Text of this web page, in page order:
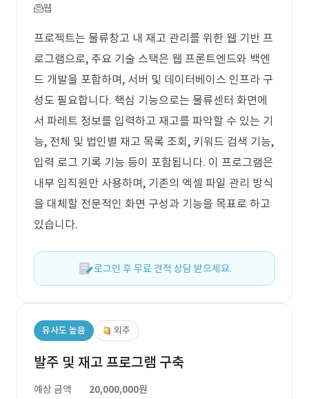
웹
프로젝트는 물류창고 내 재고 관리를 위한 웹 기반 프
로그램으로, 주요 기술 스택은 웹 프론트엔드와 백엔
드 개발을 포함하며, 서버 및 데이터베이스 인프라 구
성도 필요합니다. 핵심 기능으로는 물류센터 화면에
서 파레트 정보를 입력하고 재고를 파악할 수 있는 기
능, 전체 및 법인별 재고 목록 조회, 키워드 검색 기능,
입력 로그 기록 기능 등이 포함됩니다. 이 프로그램은
내부 임직원만 사용하며, 기존의 엑셀 파일 관리 방식
을 대체할 전문적인 화면 구성과 기능을 목표로 하고
있습니다.
로그인 후 무료 견적 상담 받으세요.
유사도 높음 외주
발주 및 재고 프로그램 구축
예상 금액
20,000,000원